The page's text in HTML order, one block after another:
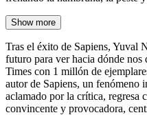
Show more
Tras el éxito de Sapiens, Yuval
futuro para ver hacia dónde
Times con 1 millón de
autor de Sapiens, un fenómeno
aclamado por la crítica, regresa
convincente y provocadora,